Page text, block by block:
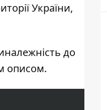
України,
до
описом.